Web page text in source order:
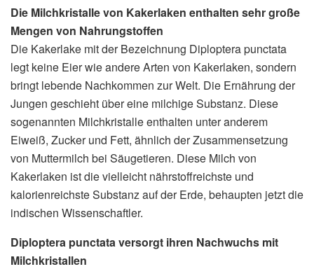
Die Milchkristalle von Kakerlaken enthalten sehr große
Mengen von Nahrungstoffen
Die Kakerlake mit der Bezeichnung Diploptera punctata
legt keine Eier wie andere Arten von Kakerlaken, sondern
bringt lebende Nachkommen zur Welt. Die Ernährung der
Jungen geschieht über eine milchige Substanz. Diese
sogenannten Milchkristalle enthalten unter anderem
Eiweiß, Zucker und Fett, ähnlich der Zusammensetzung
von Muttermilch bei Säugetieren. Diese Milch von
Kakerlaken ist die vielleicht nährstoffreichste und
kalorienreichste Substanz auf der Erde, behaupten jetzt die
indischen Wissenschaftler.
Diploptera punctata versorgt ihren Nachwuchs mit
Milchkristallen